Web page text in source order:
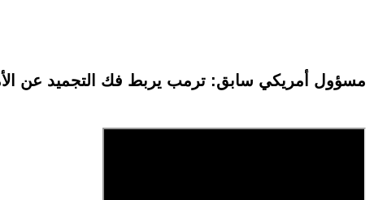
مسؤول أمريكي سابق: ترمب يربط فك التجميد عن